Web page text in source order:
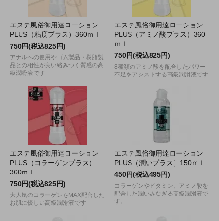
エステ風俗御用達ローション
PLUS（粘度プラス）360ｍｌ
750円(税込825円)
アナルへの使用やゴム製品・樹脂製
品との相性が良い絡みつく質感の高
級潤滑液です
エステ風俗御用達ローション
PLUS（アミノ酸プラス）360
ｍｌ
750円(税込825円)
8種類のアミノ酸を配合したパワー
不足をアシストする高級潤滑液です
エステ風俗御用達ローション
PLUS（コラーゲンプラス）
360ｍｌ
750円(税込825円)
大人気のコラーゲンをMAX配合した
お肌に優しい高級潤滑液です
エステ風俗御用達ローション
PLUS（潤いプラス）150ｍｌ
450円(税込495円)
コラーゲンやビタミン、アミノ酸を
配合した潤いみなぎる高級潤滑液で
す。